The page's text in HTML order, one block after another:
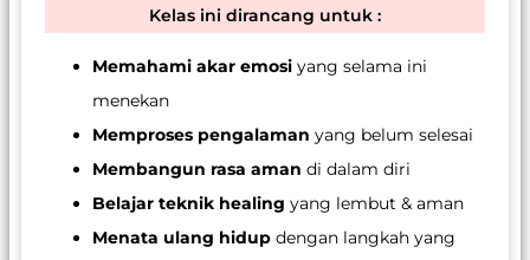
Kelas ini dirancang untuk :
Memahami akar emosi yang selama ini
menekan
Memproses pengalaman yang belum selesai
Membangun rasa aman di dalam diri
Belajar teknik healing yang lembut & aman
Menata ulang hidup dengan langkah yang